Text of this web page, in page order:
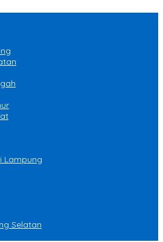
Lampung
Selatan